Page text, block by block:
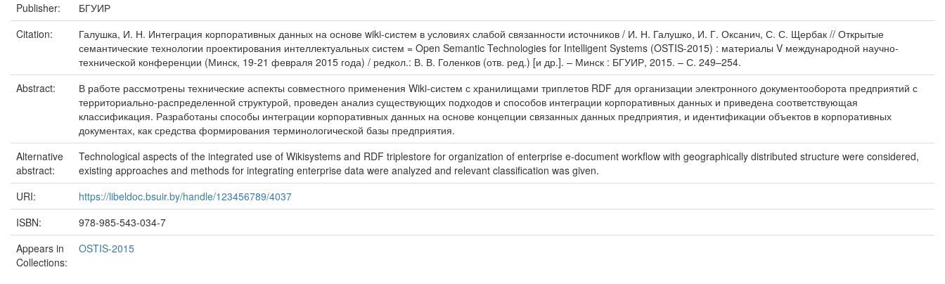
Publisher:
БГУИР
Citation:
Галушка, И. Н. Интеграция корпоративных данных на основе wiki-систем в условиях слабой связанности источников / И. Н. Галушко, И. Г. Оксанич, С. С. Щербак // Открытые
семантические технологии проектирования интеллектуальных систем = Open Semantic Technologies for Intelligent Systems (OSTIS-2015) : материалы V международной научно-
технической конференции (Минск, 19-21 февраля 2015 года) / редкол.: В. В. Голенков (отв. ред.) [и др.]. – Минск : БГУИР, 2015. – С. 249–254.
Abstract:
В работе рассмотрены технические аспекты совместного применения Wiki-систем с хранилищами триплетов RDF для организации электронного документооборота предприятий с
территориально-распределенной структурой, проведен анализ существующих подходов и способов интеграции корпоративных данных и приведена соответствующая
классификация. Разработаны способы интеграции корпоративных данных на основе концепции связанных данных предприятия, и идентификации объектов в корпоративных
документах, как средства формирования терминологической базы предприятия.
Alternative
abstract:
Technological aspects of the integrated use of Wikisystems and RDF triplestore for organization of enterprise e-document workflow with geographically distributed structure were considered,
existing approaches and methods for integrating enterprise data were analyzed and relevant classification was given.
URI:
https://libeldoc.bsuir.by/handle/123456789/4037
ISBN:
978-985-543-034-7
Appears in
Collections:
OSTIS-2015